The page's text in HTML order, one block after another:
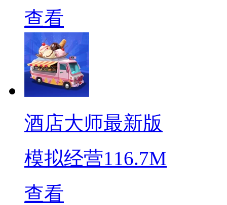
查看
酒店大师最新版
模拟经营116.7M
查看